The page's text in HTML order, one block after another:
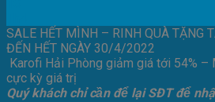
SALE HẾT MÌNH – RINH QUÀ TẶNG
ĐẾN HẾT NGÀY 30/4/2022
Karofi Hải Phòng giảm giá tới 54% –
cực kỳ giá trị
Quý khách chỉ cần để lại SĐT để